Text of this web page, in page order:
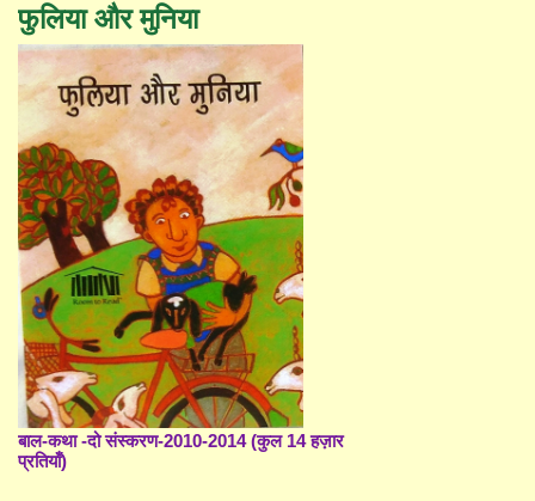
फुलिया और मुनिया
बाल-कथा -दो संस्करण-2010-2014 (कुल 14 हज़ार
प्रतियाँ)